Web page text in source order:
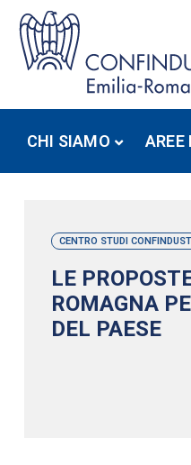
CHI SIAMO
CENTRO STUDI
LE
ROMAGNA
DEL PAESE